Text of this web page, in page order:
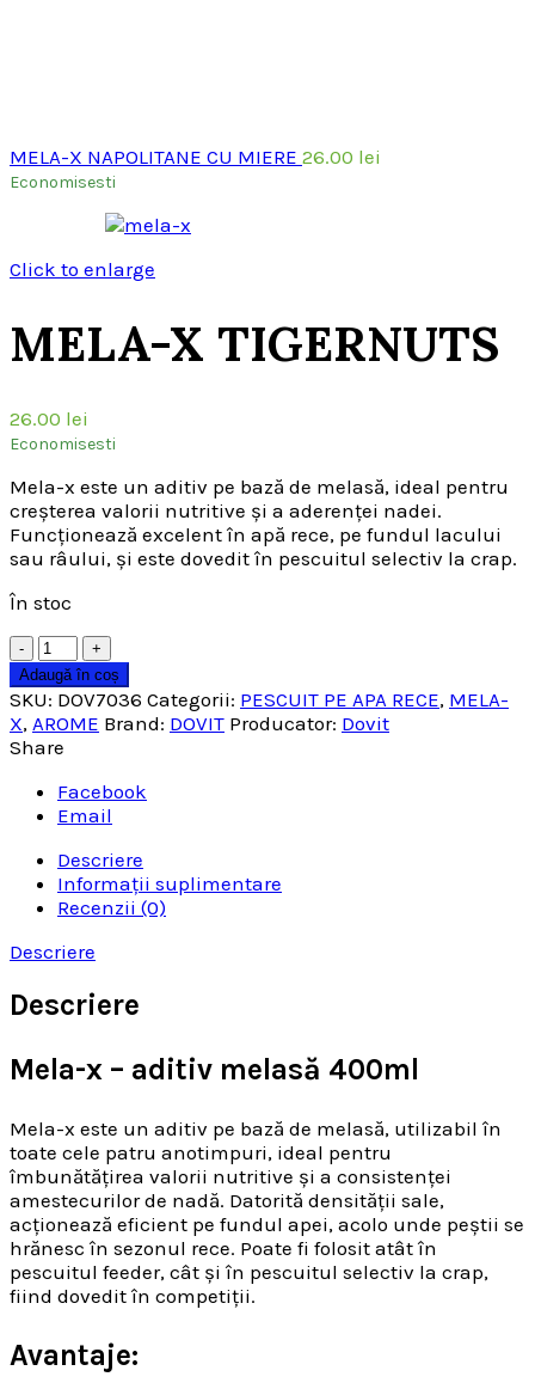
MELA-X NAPOLITANE CU MIERE 26.00 lei
Economisesti
Click to enlarge
MELA-X TIGERNUTS
26.00 lei
Economisesti
Mela-x este un aditiv pe bază de melasă, ideal pentru
creșterea valorii nutritive și a aderenței nadei.
Funcționează excelent în apă rece, pe fundul lacului
sau râului, și este dovedit în pescuitul selectiv la crap.
În stoc
Cantitate
Adaugă în coș
SKU: DOV7036 Categorii: PESCUIT PE APA RECE, MELA-
X, AROME Brand: DOVIT Producator: Dovit
Share
Facebook
Email
Descriere
Informații suplimentare
Recenzii (0)
Descriere
Descriere
Mela-x – aditiv melasă 400ml
Mela-x este un aditiv pe bază de melasă, utilizabil în
toate cele patru anotimpuri, ideal pentru
îmbunătățirea valorii nutritive și a consistenței
amestecurilor de nadă. Datorită densității sale,
acționează eficient pe fundul apei, acolo unde peștii se
hrănesc în sezonul rece. Poate fi folosit atât în
pescuitul feeder, cât și în pescuitul selectiv la crap,
fiind dovedit în competiții.
Avantaje: